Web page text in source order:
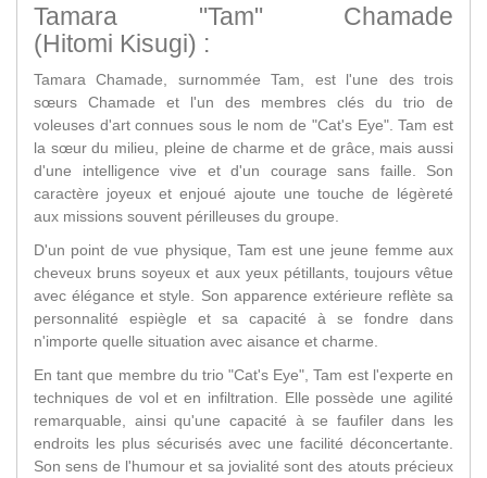
Tamara "Tam" Chamade
(Hitomi Kisugi) :
Tamara Chamade, surnommée Tam, est l'une des trois
sœurs Chamade et l'un des membres clés du trio de
voleuses d'art connues sous le nom de "Cat's Eye". Tam est
la sœur du milieu, pleine de charme et de grâce, mais aussi
d'une intelligence vive et d'un courage sans faille. Son
caractère joyeux et enjoué ajoute une touche de légèreté
aux missions souvent périlleuses du groupe.
D'un point de vue physique, Tam est une jeune femme aux
cheveux bruns soyeux et aux yeux pétillants, toujours vêtue
avec élégance et style. Son apparence extérieure reflète sa
personnalité espiègle et sa capacité à se fondre dans
n'importe quelle situation avec aisance et charme.
En tant que membre du trio "Cat's Eye", Tam est l'experte en
techniques de vol et en infiltration. Elle possède une agilité
remarquable, ainsi qu'une capacité à se faufiler dans les
endroits les plus sécurisés avec une facilité déconcertante.
Son sens de l'humour et sa jovialité sont des atouts précieux